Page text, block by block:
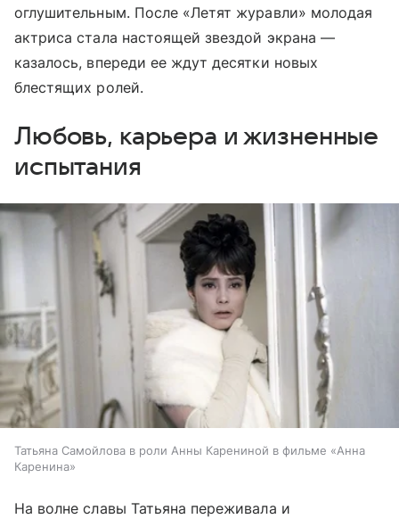
оглушительным. После «Летят журавли» молодая
актриса стала настоящей звездой экрана —
казалось, впереди ее ждут десятки новых
блестящих ролей.
Любовь, карьера и жизненные
испытания
Татьяна Самойлова в роли Анны Карениной в фильме «Анна
Каренина»
На волне славы Татьяна переживала и